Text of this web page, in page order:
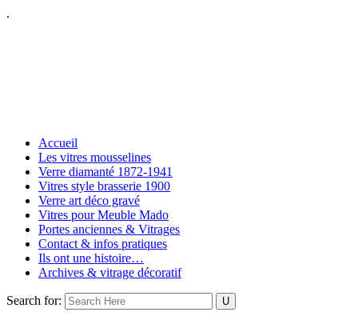
.
Accueil
Les vitres mousselines
Verre diamanté 1872-1941
Vitres style brasserie 1900
Verre art déco gravé
Vitres pour Meuble Mado
Portes anciennes & Vitrages
Contact & infos pratiques
Ils ont une histoire…
Archives & vitrage décoratif
Search for: